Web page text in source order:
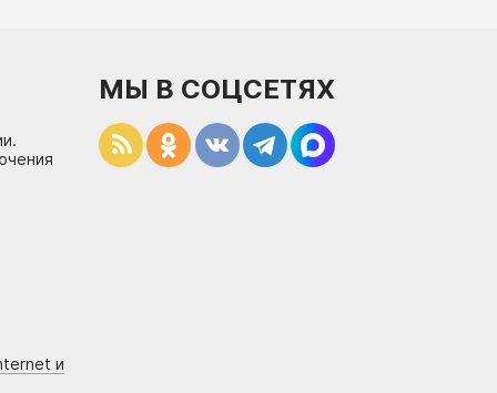
и
МЫ В СОЦСЕТЯХ